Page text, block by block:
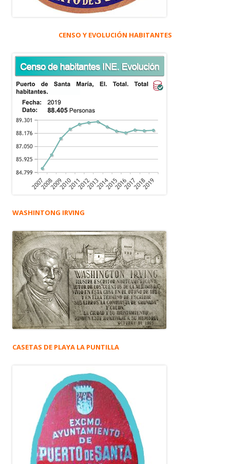
CENSO Y EVOLUCIÓN HABITANTES
WASHINTONG IRVING
CASETAS DE PLAYA LA PUNTILLA